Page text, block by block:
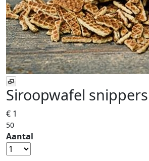
Siroopwafel
€ 1
50
Aantal